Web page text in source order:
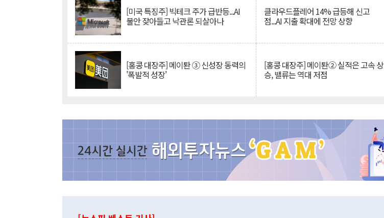
[미국 특징주] 빅테크 주가 급반등...AI
불안 잦아들고 낙관론 되살아나
클라우드플레어 14% 급등해 신고
점...AI 지출 확대에 전망 상향
[홍콩 대장주] 메이퇀 ③ 신성장 동력의
'폭발적 성장'
[홍콩 대장주] 메이퇀② 실적은 고속 상
승, 밸류는 역대 저점